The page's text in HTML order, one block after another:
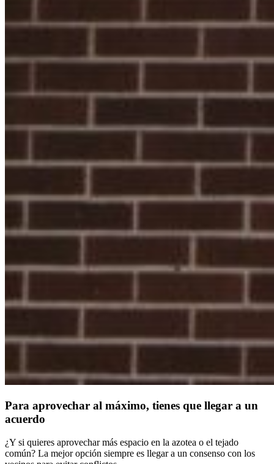
Para aprovechar al máximo, tienes que llegar a un
acuerdo
¿Y si quieres aprovechar más espacio en la azotea o el tejado
común? La mejor opción siempre es llegar a un consenso con los